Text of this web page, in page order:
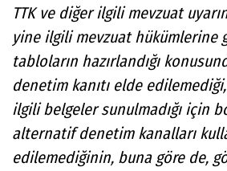
TTK ve diğer ilgili mevzuat
yine ilgili mevzuat hükümlerine
tabloların hazırlandığı
denetim kanıtı elde
ilgili belgeler sunulmadığı için
alternatif denetim kanalları
edilemediğinin, buna göre de,